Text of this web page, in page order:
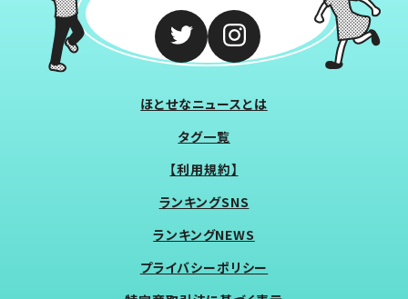
ほとせなニュースとは
タグ一覧
【利用規約】
ランキングSNS
ランキングNEWS
プライバシーポリシー